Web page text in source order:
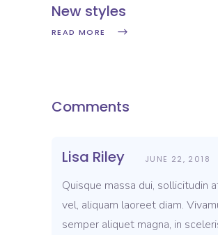
New styles
READ MORE
Comments
Lisa Riley JUNE 22, 2018
Quisque massa dui, sollicitudin
vel, aliquam laoreet diam.
semper aliquet magna, in